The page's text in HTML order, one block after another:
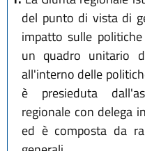
del punto di vista di
impatto sulle
un quadro unitario
all'interno delle
è presieduta
regionale con delega
ed è composta da